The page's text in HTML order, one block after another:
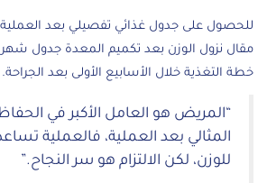
للحصول على جدول غذائي تفصيلي بعد
مقال نزول الوزن بعد تكميم المعدة جدول شهر
خطة التغذية خلال الأسابيع الأولى بعد الجراحة.
“المريض هو العامل الأكبر في
المثالي بعد العملية، فالعملية
للوزن، لكن الالتزام هو سر النجاح.”